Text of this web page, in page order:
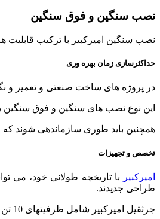
نصب سنگین و فوق سنگین
نصب سنگین امیرکبیر با ترکیب قابلیت
حداکثرسازی زمان بهره وری
در پروژه های ساخت صنعتی و تعمیر و
این نوع نصب های سنگین و فوق سنگین
همچنین باید طوری سازماندهی شوند که
تخصص و تجهیزات
امیرکبیر
با تاریخچه طولانی خود، می
طراحی جدیدند.
جرثقیل امیرکبیر شامل ظرفیتهای 10 تن تا 1000 تن را شامل می شود و تا حداکثر ظرفیت ایمن باربرداری